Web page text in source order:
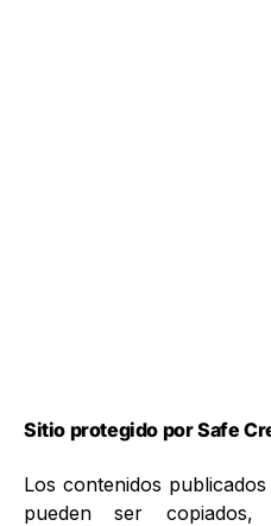
Sitio protegido por Safe
Los contenidos
pueden ser copiados,